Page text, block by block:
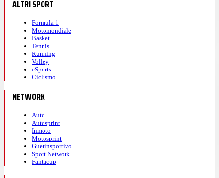
ALTRI SPORT
Formula 1
Motomondiale
Basket
Tennis
Running
Volley
eSports
Ciclismo
NETWORK
Auto
Autosprint
Inmoto
Motosprint
Guerinsportivo
Sport Network
Fantacup